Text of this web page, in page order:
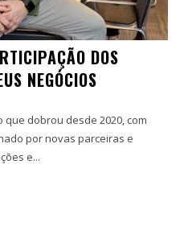
DOS
NEGÓCIOS
dobrou desde 2020, com
por novas parceiras e
e...